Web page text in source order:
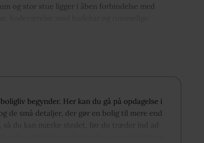
og stor stue ligger i åben forbindelse med
hjemmegym eller en afdeling til større børn
begynder. Her kan du gå på opdagelse i
de små detaljer, der gør en bolig til mere end
så du kan mærke stedet, før du træder ind ad